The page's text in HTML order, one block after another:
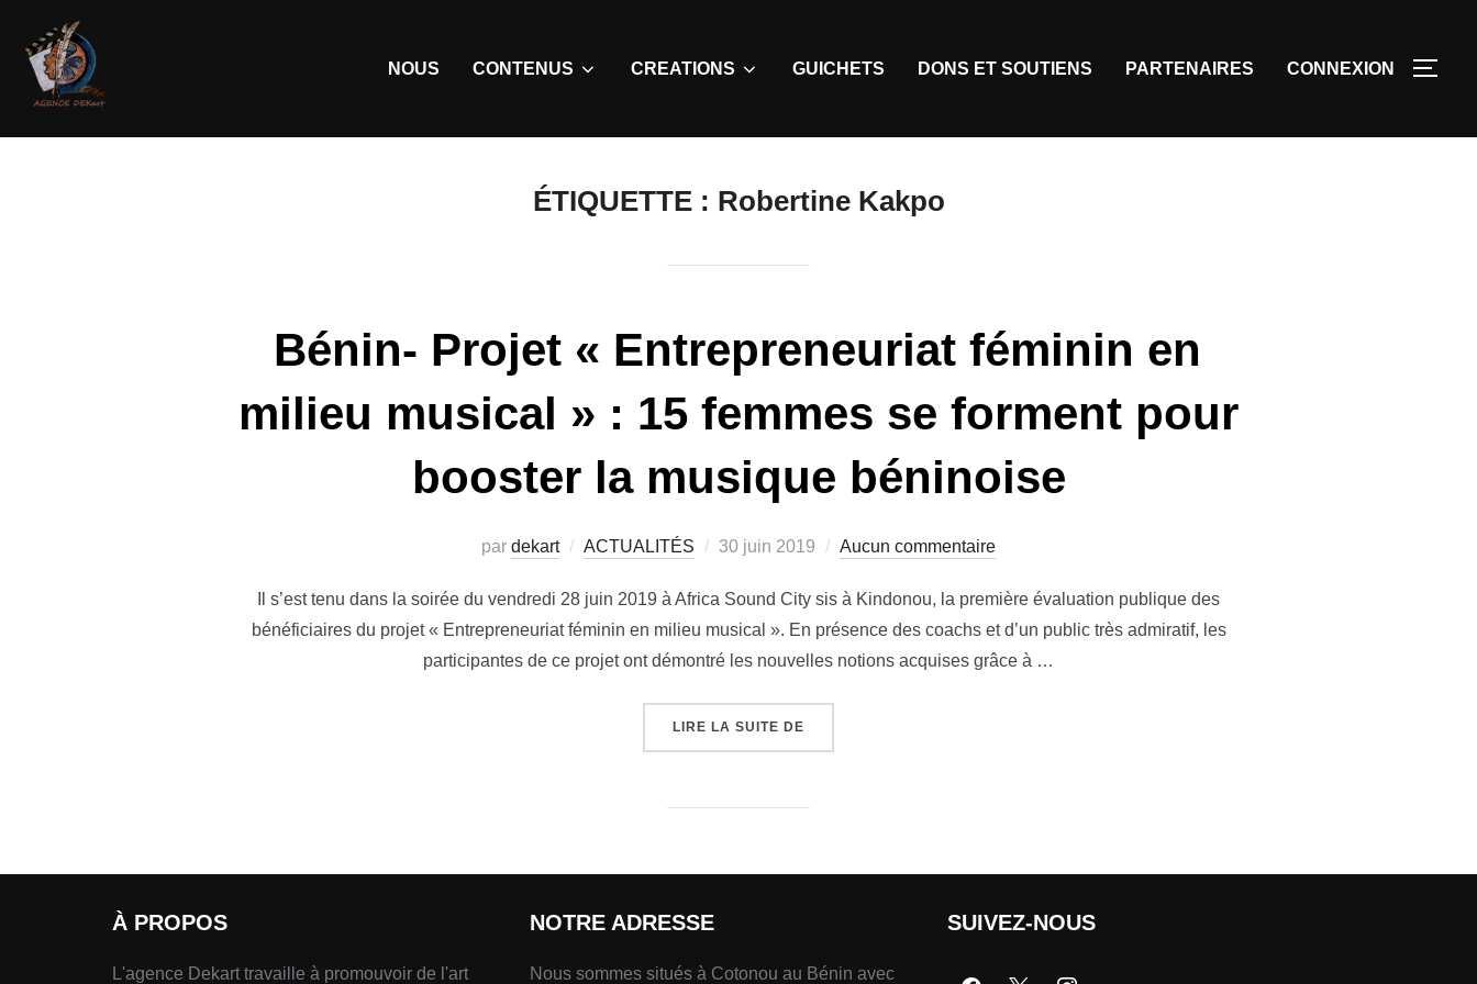
NOUS CONTENUS CREATIONS GUICHETS DONS ET SOUTIENS PARTENAIRES CONNEXION
ÉTIQUETTE : Robertine Kakpo
Bénin- Projet « Entrepreneuriat féminin en
milieu musical » : 15 femmes se forment pour
booster la musique béninoise
par dekart ACTUALITÉS 30 juin 2019 Aucun commentaire
Il s’est tenu dans la soirée du vendredi 28 juin 2019 à Africa Sound City sis à Kindonou, la première évaluation publique des
bénéficiaires du projet « Entrepreneuriat féminin en milieu musical ». En présence des coachs et d’un public très admiratif, les
participantes de ce projet ont démontré les nouvelles notions acquises grâce à …
LIRE LA SUITE DE
À PROPOS
L'agence Dekart travaille à promouvoir de l'art
NOTRE ADRESSE
Nous sommes situés à Cotonou au Bénin avec
SUIVEZ-NOUS